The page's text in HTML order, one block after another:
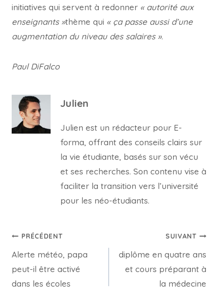
initiatives qui servent à redonner « autorité aux
enseignants »thème qui « ça passe aussi d’une
augmentation du niveau des salaires ».
Paul DiFalco
Julien
Julien est un rédacteur pour E-
forma, offrant des conseils clairs sur
la vie étudiante, basés sur son vécu
et ses recherches. Son contenu vise à
faciliter la transition vers l’université
pour les néo-étudiants.
Navigation
de
l’article
PRÉCÉDENT
Alerte météo, papa
peut-il être activé
dans les écoles
SUIVANT
diplôme en quatre ans
et cours préparant à
la médecine